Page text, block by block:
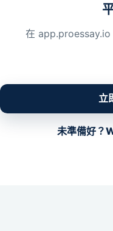
在 app.proessay.io
立
未準備好？